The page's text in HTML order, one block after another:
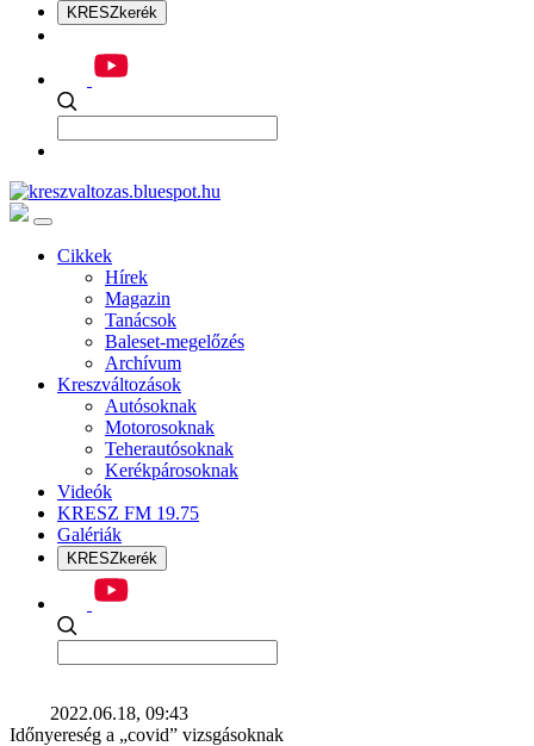
KRESZkerék
Cikkek
Hírek
Magazin
Tanácsok
Baleset-megelőzés
Archívum
Kreszváltozások
Autósoknak
Motorosoknak
Teherautósoknak
Kerékpárosoknak
Videók
KRESZ FM 19.75
Galériák
KRESZkerék
2022.06.18, 09:43
Időnyereség a „covid” vizsgásoknak